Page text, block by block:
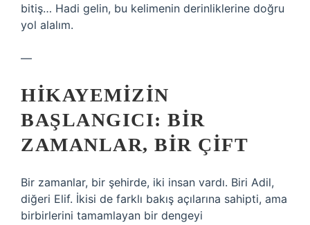
bitiş… Hadi gelin, bu kelimenin derinliklerine doğru
yol alalım.
—
HIKAYEMIZIN
BAŞLANGICI: BIR
ZAMANLAR, BIR ÇIFT
Bir zamanlar, bir şehirde, iki insan vardı. Biri Adil,
diğeri Elif. İkisi de farklı bakış açılarına sahipti, ama
birbirlerini tamamlayan bir dengeyi